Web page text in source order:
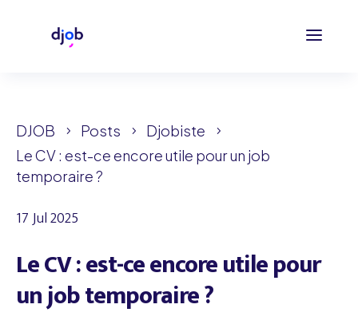
DJOB 5 Posts 5 Djobiste 5
Le CV : est-ce encore utile pour un job
temporaire ?
17 Jul 2025
Le CV : est-ce encore utile pour
un job temporaire ?